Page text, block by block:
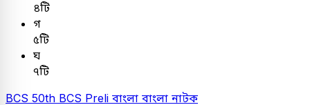
৪টি
গ
৫টি
ঘ
৭টি
BCS 50th BCS Preli বাংলা বাংলা নাটক